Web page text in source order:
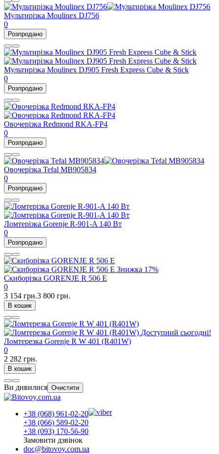
Мультирізка Moulinex DJ756
0
Розпродано
Мультирізка Moulinex DJ905 Fresh Express Cube & Stick
0
Розпродано
Овочерізка Redmond RKA-FP4
0
Розпродано
Овочерізка Tefal MB905834
0
Розпродано
Ломтерізка Gorenje R-901-A 140 Вт
0
Розпродано
Знижка 17%
Скиборізка GORENJE R 506 E
0
3 154 грн.3 800 грн.
В кошик
Доступний сьогодні!
Ломтерезка Gorenje R W 401 (R401W)
0
2 282 грн.
В кошик
Ви дивилися Очистити
+38 (068) 961-02-20
+38 (066) 589-02-20
+38 (093) 170-56-90
Замовити дзвінок
doc@bitovoy.com.ua